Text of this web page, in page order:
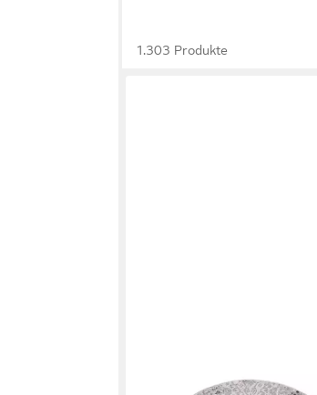
1.303 Produkte
Runder Glanzflor-Teppich,